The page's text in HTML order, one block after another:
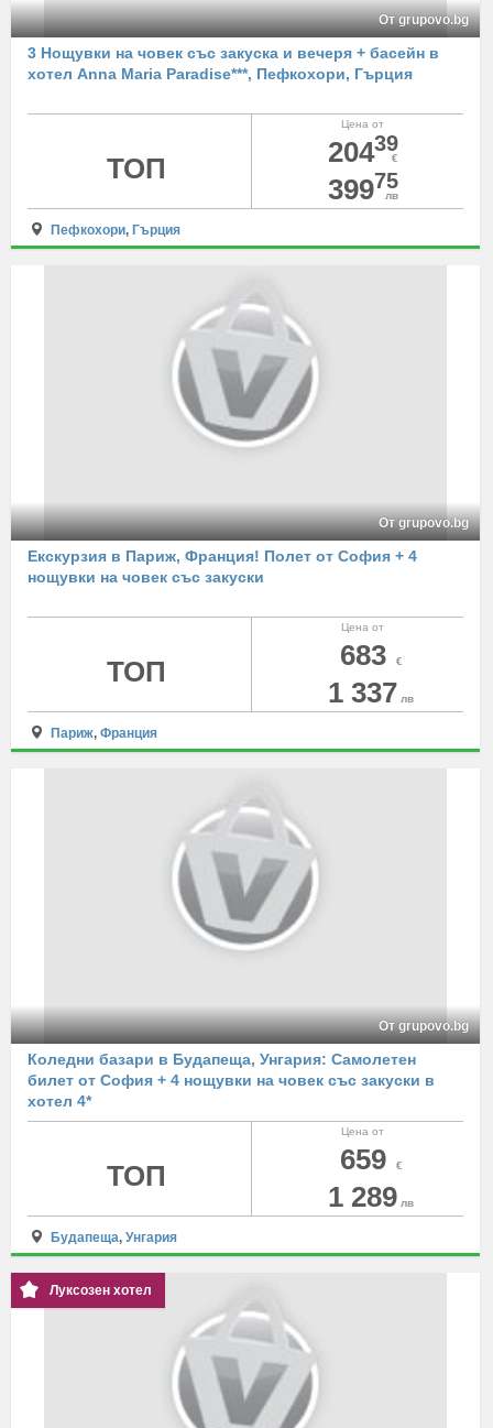
От grupovo.bg
3 Нощувки на човек със закуска и вечеря + басейн в
хотел Anna Maria Paradise***, Пефкохори, Гърция
Цена от
20439
€
39975
лв
ТОП
Пефкохори, Гърция
От grupovo.bg
Екскурзия в Париж, Франция! Полет от София + 4
нощувки на човек със закуски
Цена от
683 €
1 337 лв
ТОП
Париж,Франция
От grupovo.bg
Коледни базари в Будапеща, Унгария: Самолетен
билет от София + 4 нощувки на човек със закуски в
хотел 4*
Цена от
659 €
1 289 лв
ТОП
Будапеща,Унгария
Луксозен хотел